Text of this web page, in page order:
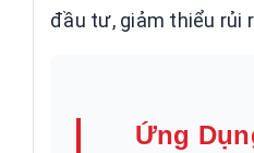
đầu tư, giảm thiểu rủi
Ứng